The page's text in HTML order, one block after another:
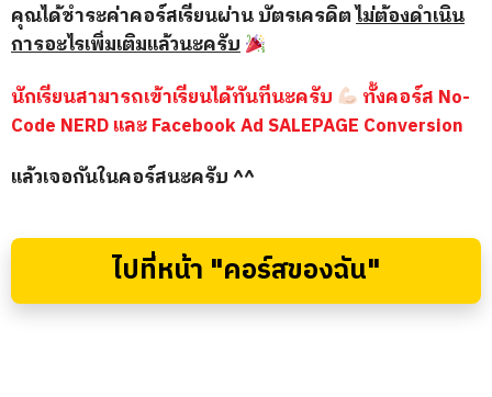
คุณได้ชำระค่าคอร์สเรียนผ่าน บัตรเครดิตไม่ต้องดำเนิน
การอะไรเพิ่มเติมแล้วนะครับ
นักเรียนสามารถเข้าเรียนได้ทันทีนะครับ
ทั้งคอร์ส No-
Code NERD และ Facebook Ad SALEPAGE Conversion
แล้วเจอกันในคอร์สนะครับ ^^
ไปที่หน้า "คอร์สของฉัน"